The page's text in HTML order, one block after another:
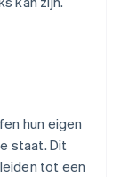
hun eigen
staat. Dit
tot een